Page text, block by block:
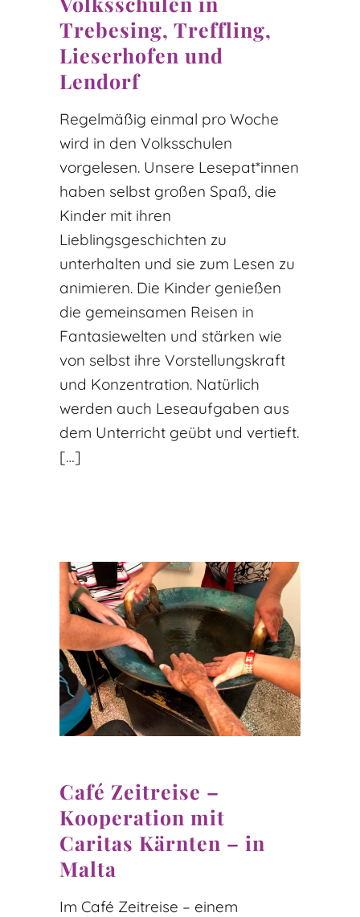
Trebesing, Treffling,
Lieserhofen und
Lendorf
Regelmäßig einmal pro Woche
wird in den Volksschulen
vorgelesen. Unsere Lesepat*innen
haben selbst großen Spaß, die
Kinder mit ihren
Lieblingsgeschichten zu
unterhalten und sie zum Lesen zu
animieren. Die Kinder genießen
die gemeinsamen Reisen in
Fantasiewelten und stärken wie
von selbst ihre Vorstellungskraft
und Konzentration. Natürlich
werden auch Leseaufgaben aus
dem Unterricht geübt und vertieft.
[…]
Café Zeitreise –
Kooperation mit
Caritas Kärnten – in
Malta
Im Café Zeitreise – einem